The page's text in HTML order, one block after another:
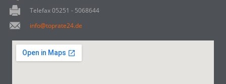
Telefax 05251 - 5068644
info@toprate24.de